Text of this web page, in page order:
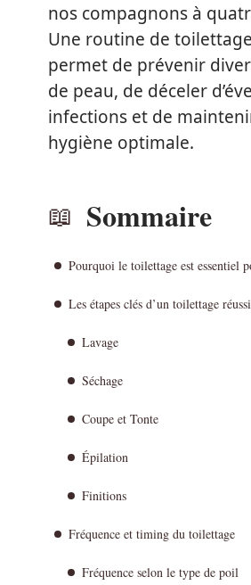
nos compagnons à
Une routine de
permet de prévenir
de peau, de déceler
infections et de
hygiène optimale.
Sommaire
Pourquoi le toilettage est essentiel
Les étapes clés d’un toilettage réussi
Lavage
Séchage
Coupe et Tonte
Épilation
Finitions
Fréquence et timing du toilettage
Fréquence selon le type de poil